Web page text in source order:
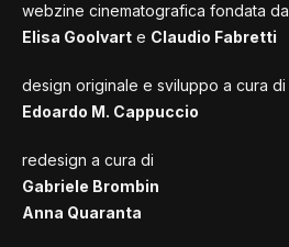
webzine cinematografica fondata da
Elisa Goolvart e Claudio Fabretti
design originale e sviluppo a cura di
Edoardo M. Cappuccio
redesign a cura di
Gabriele Brombin
Anna Quaranta